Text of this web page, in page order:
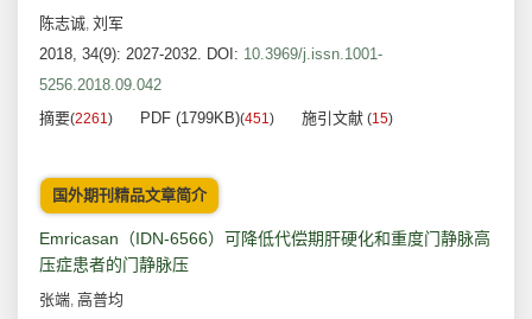
陈志诚, 刘军
2018, 34(9): 2027-2032. DOI: 10.3969/j.issn.1001-
5256.2018.09.042
摘要(2261) PDF (1799KB)(451) 施引文献 (15)
国外期刊精品文章简介
Emricasan（IDN-6566）可降低代偿期肝硬化和重度门静脉高
压症患者的门静脉压
张端, 高普均